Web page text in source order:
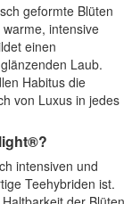
geformte Blüten
intensive
einen
Laub.
Habitus die
von Luxus in jedes
intensiven und
Teehybriden ist.